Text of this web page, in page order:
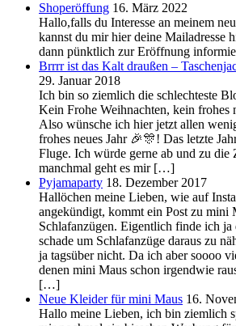
Shoperöffung 16. März 2022
Hallo,falls du Interesse an meinem
kannst du mir hier deine Mailadresse
dann pünktlich zur Eröffnung
Brrrr ist das Kalt draußen –
29. Januar 2018
Ich bin so ziemlich die schlechteste
Kein Frohe Weihnachten, kein frohes
Also wünsche ich hier jetzt allen
frohes neues Jahr 🎉🎊! Das letzte
Fluge. Ich würde gerne ab und zu die
manchmal geht es mir […]
Pyjamaparty 18. Dezember 2017
Hallöchen meine Lieben, wie auf
angekündigt, kommt ein Post zu mini
Schlafanzügen. Eigentlich finde ich ja
schade um Schlafanzüge daraus zu
ja tagsüber nicht. Da ich aber soooo
denen mini Maus schon irgendwie
[…]
Neue Kleider für mini Maus 16.
Hallo meine Lieben, ich bin ziemlich